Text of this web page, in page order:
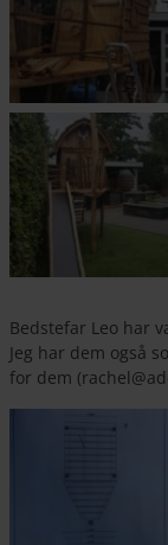
Bedstefar Leo har
Jeg har dem også
for dem